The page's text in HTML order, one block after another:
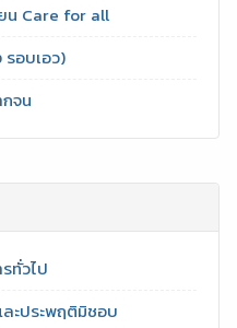
น Care for all
อบเอว)
จน
ทั่วไป
ละประพฤติมิชอบ